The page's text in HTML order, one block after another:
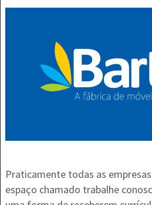
Praticamente todas as
espaço chamado trabalhe